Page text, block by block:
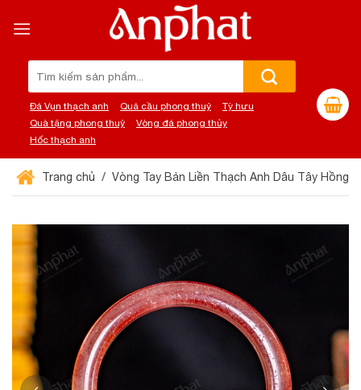
đến
Đá Vụn thạch anh Quả cầu phong thuỷ
Tỳ hưu
Quà tặng phong thuỷ
Vòng đá phong thủy
Hốc thạch anh
Trang chủ Vòng Tay Bản Liền Thạch Anh Dâu Tây Hồng